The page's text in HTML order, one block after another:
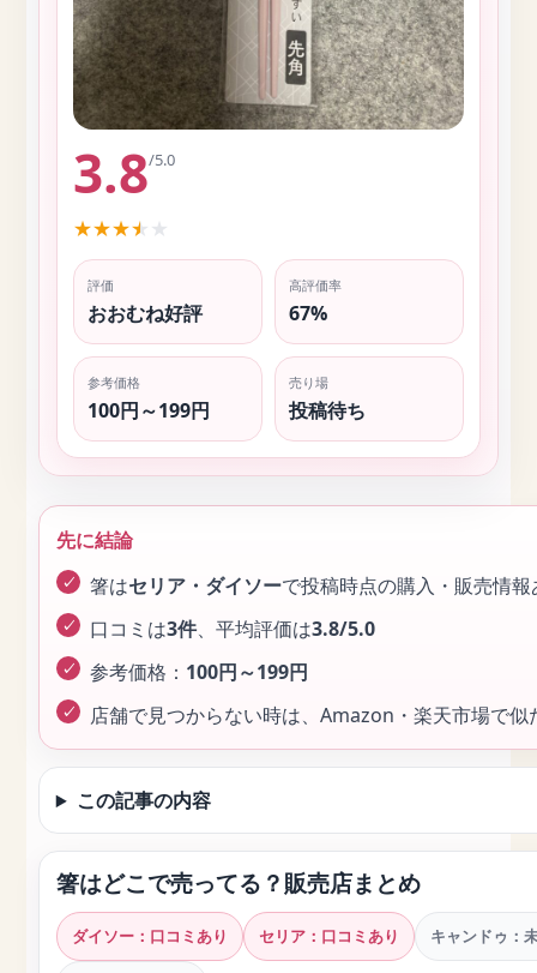
3.8/5.0
★★★★ ★
評価
おおむね好評
高評価率
67%
参考価格
100円～199円
売り場
投稿待ち
先に結論
箸はセリア・ダイソーで投稿時点の購入・販売情報
口コミは3件、平均評価は3.8/5.0
参考価格： 100円～199円
店舗で見つからない時は、Amazon・楽天市場で
この記事の内容
箸はどこで売ってる？販売店まとめ
ダイソー：口コミあり セリア：口コミあり キャンドゥ：